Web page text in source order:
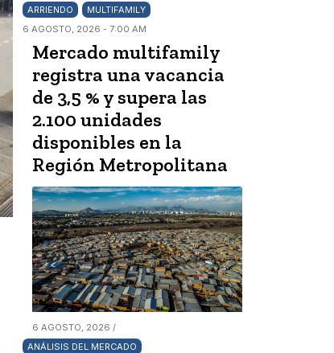
ARRIENDO
MULTIFAMILY
6 AGOSTO, 2026 - 7:00 AM
Mercado multifamily
registra una vacancia
de 3,5 % y supera las
2.100 unidades
disponibles en la
Región Metropolitana
6 AGOSTO, 2026 /
ANÁLISIS DEL MERCADO